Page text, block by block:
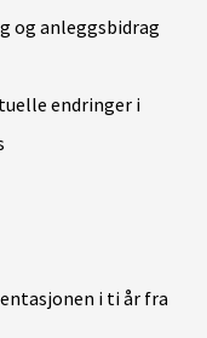
og anleggsbidrag
endringer i
i ti år fra